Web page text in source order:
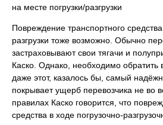
на месте погрузки/разгрузки
Повреждение транспортного
разгрузки тоже возможно. Обычно
застраховывают свои тягачи и
Каско. Однако, необходимо обратить
даже этот, казалось бы, самый
покрывает ущерб перевозчика не во
правилах Каско говорится, что
средства в ходе погрузочно-